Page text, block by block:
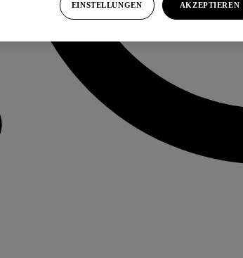
EINSTELLUNGEN AKZEPTIEREN